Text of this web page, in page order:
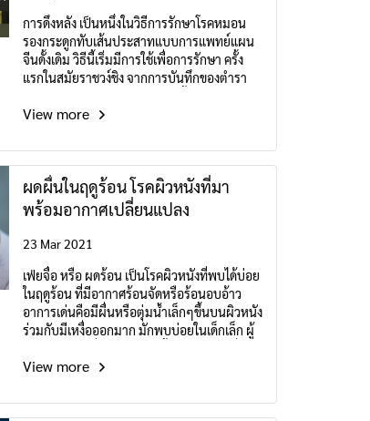
การดึงหลัง เป็นหนึ่งในวิธีการรักษาโรคหมอน
รองกระดูกทับเส้นประสาทแบบการแพทย์แผน
จีนดั้งเดิม วิธีนี้เริ่มมีการใช้เพื่อการรักษา ครั้ง
แรกในสมัยราชวง์ชิง จากการบันทึกของตำรา
ว่า วิธีการดึงหลังแบบพานซั่วเตี้ยนจวนฝ่า “攀
View more
ผดผื่นในฤดูร้อน โรคผิวหนังที่มา
พร้อมอากาศเปลี่ยนแปลง
23 Mar 2021
เฟ่ยจื่อ หรือ ผดร้อน เป็นโรคผิวหนังที่พบได้บ่อย
ในฤดูร้อน ที่มีอากาศร้อนจัดหรือร้อนอบอ้าว
อาการเด่นคือมีผื่นหรือตุ่มน้ำเล็กๆขึ้นบนผิวหนัง
ร่วมกับมีเหงื่อออกมาก มักพบบ่อยในเด็กเล็ก ผู้
เสื้อผ้ารัดรูป ค่อนข้างคับแน่น หรือผ้าเนื้อหนา
View more